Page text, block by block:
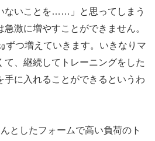
ないことを……」と思ってしまう
激に増やすことができません。
ずつ増えていきます。いきなりマ
て、継続してトレーニングをした
手に入れることができるというわ
としたフォームで高い負荷のト